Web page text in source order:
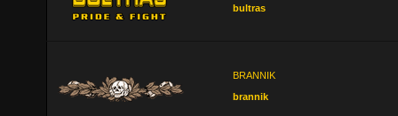
bultras
BRANNIK
brannik